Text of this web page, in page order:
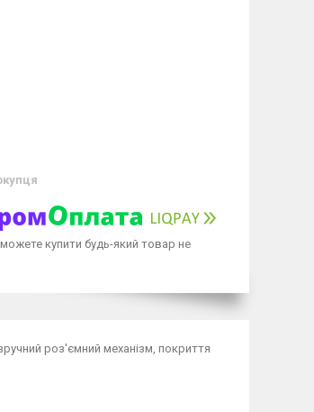
можете купити будь-який товар не
роз'ємний механізм, покриття